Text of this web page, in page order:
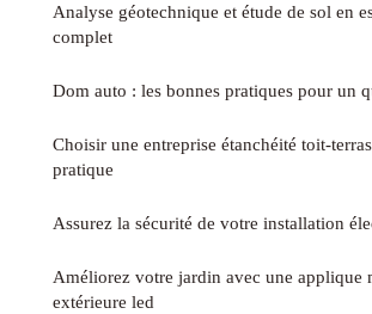
Analyse géotechnique et étude de sol en
complet
Dom auto : les bonnes pratiques pour un
Choisir une entreprise étanchéité toit-
pratique
Assurez la sécurité de votre installation
Améliorez votre jardin avec une applique
extérieure led